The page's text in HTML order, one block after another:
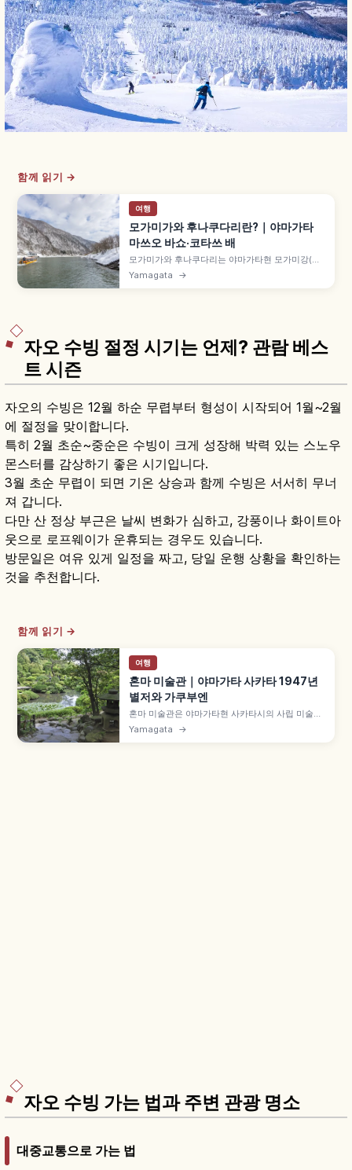
함께 읽기 →
여행
모가미가와 후나쿠다리란?｜야마가타
마쓰오 바쇼·코타쓰 배
모가미가와 후나쿠다리는 야마가타현 모가미강(전
체 길이 약 229km)을 배로 둘러보는 인기 액티비
티로, 마쓰오 바쇼가 '오쿠노호소미치' 여행 중 하이
Yamagata →
자오 수빙 절정 시기는 언제? 관람 베스
트 시즌
자오의 수빙은 12월 하순 무렵부터 형성이 시작되어 1월~2월
에 절정을 맞이합니다.
특히 2월 초순~중순은 수빙이 크게 성장해 박력 있는 스노우
몬스터를 감상하기 좋은 시기입니다.
3월 초순 무렵이 되면 기온 상승과 함께 수빙은 서서히 무너
져 갑니다.
다만 산 정상 부근은 날씨 변화가 심하고, 강풍이나 화이트아
웃으로 로프웨이가 운휴되는 경우도 있습니다.
방문일은 여유 있게 일정을 짜고, 당일 운행 상황을 확인하는
것을 추천합니다.
함께 읽기 →
여행
혼마 미술관｜야마가타 사카타 1947년
별저와 가쿠부엔
혼마 미술관은 야마가타현 사카타시의 사립 미술관
으로, 1947년(쇼와 22년) 개관 호상 혼마 가문 별저
를 활용했습니다. 4대 당주 미쓰미치가 1813년(분
Yamagata →
자오 수빙 가는 법과 주변 관광 명소
대중교통으로 가는 법